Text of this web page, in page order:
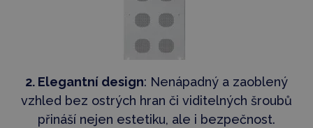
2. Elegantní design: Nenápadný a zaoblený
vzhled bez ostrých hran či viditelných šroubů
přináší nejen estetiku, ale i bezpečnost.